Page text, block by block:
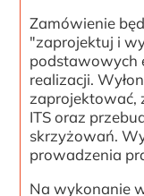
Zamówienie
"zaprojektuj i
podstawowych
realizacji.
zaprojektować,
ITS oraz
skrzyżowań.
prowadzenia
Na wykonanie